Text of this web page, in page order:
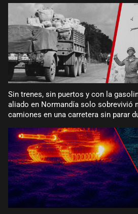
Sin trenes, sin puertos y con la
aliado en Normandía solo sobrevivió
camiones en una carretera sin parar